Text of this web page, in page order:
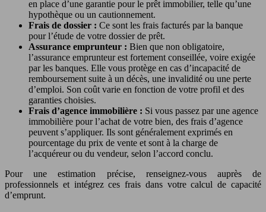
en place d’une garantie pour le prêt immobilier, telle qu’une
hypothèque ou un cautionnement.
Frais de dossier : Ce sont les frais facturés par la banque
pour l’étude de votre dossier de prêt.
Assurance emprunteur : Bien que non obligatoire,
l’assurance emprunteur est fortement conseillée, voire exigée
par les banques. Elle vous protège en cas d’incapacité de
remboursement suite à un décès, une invalidité ou une perte
d’emploi. Son coût varie en fonction de votre profil et des
garanties choisies.
Frais d’agence immobilière : Si vous passez par une agence
immobilière pour l’achat de votre bien, des frais d’agence
peuvent s’appliquer. Ils sont généralement exprimés en
pourcentage du prix de vente et sont à la charge de
l’acquéreur ou du vendeur, selon l’accord conclu.
Pour une estimation précise, renseignez-vous auprès de
professionnels et intégrez ces frais dans votre calcul de capacité
d’emprunt.